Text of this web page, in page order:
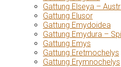
Gattung Elseya –
Gattung Elusor
Gattung Emydoidea
Gattung Emydura –
Gattung Emys
Gattung Eretmochelys
Gattung Erymnochelys